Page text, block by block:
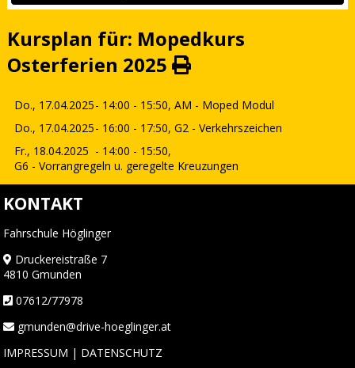
Kursplan für: Mopedkurs
Osterferien 2025
Do., 17.04.2025- 14:00 - 15:50, AM - Moped Modul
Do., 17.04.2025- 16:00 - 17:50, G2 - Verkehrszeichen
Fr., 18.04.2025 - 14:00 - 15:50,
G6 - Vorrangregeln u. geregelte Kreuzungen
KONTAKT
Fahrschule Höglinger
Druckereistraße 7
4810 Gmunden
07612/77978
gmunden@drive-hoeglinger.at
IMPRESSUM | DATENSCHUTZ